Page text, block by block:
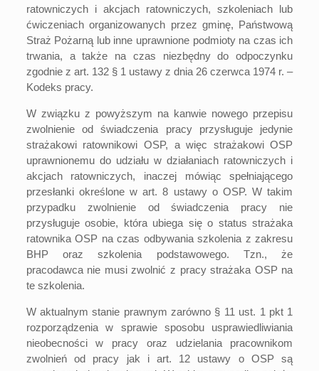
ratowniczych i akcjach ratowniczych, szkoleniach lub
ćwiczeniach organizowanych przez gminę, Państwową
Straż Pożarną lub inne uprawnione podmioty na czas ich
trwania, a także na czas niezbędny do odpoczynku
zgodnie z art. 132 § 1 ustawy z dnia 26 czerwca 1974 r. –
Kodeks pracy.
W związku z powyższym na kanwie nowego przepisu
zwolnienie od świadczenia pracy przysługuje jedynie
strażakowi ratownikowi OSP, a więc strażakowi OSP
uprawnionemu do udziału w działaniach ratowniczych i
akcjach ratowniczych, inaczej mówiąc spełniającego
przesłanki określone w art. 8 ustawy o OSP. W takim
przypadku zwolnienie od świadczenia pracy nie
przysługuje osobie, która ubiega się o status strażaka
ratownika OSP na czas odbywania szkolenia z zakresu
BHP oraz szkolenia podstawowego. Tzn., że
pracodawca nie musi zwolnić z pracy strażaka OSP na
te szkolenia.
W aktualnym stanie prawnym zarówno § 11 ust. 1 pkt 1
rozporządzenia w sprawie sposobu usprawiedliwiania
nieobecności w pracy oraz udzielania pracownikom
zwolnień od pracy jak i art. 12 ustawy o OSP są